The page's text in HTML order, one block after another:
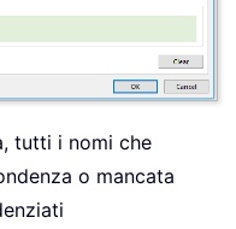
tutti i nomi che
o mancata